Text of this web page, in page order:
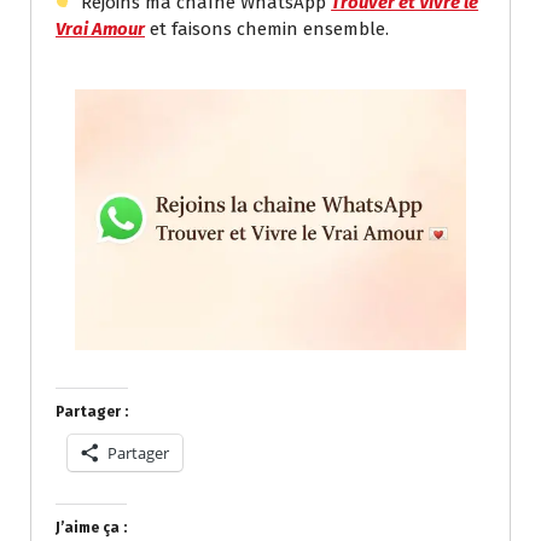
Vrai Amouret faisons chemin ensemble.
Partager :
Partager
J’aime ça :